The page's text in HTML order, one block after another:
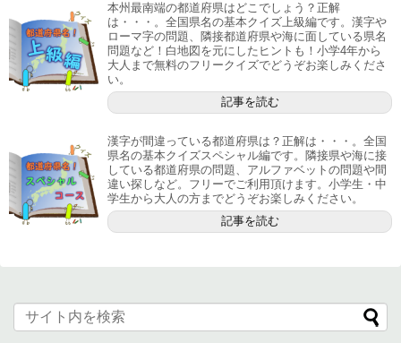
本州最南端の都道府県はどこでしょう？正解
は・・・。全国県名の基本クイズ上級編です。漢字や
ローマ字の問題、隣接都道府県や海に面している県名
問題など！白地図を元にしたヒントも！小学4年から
大人まで無料のフリークイズでどうぞお楽しみくださ
い。
記事を読む
漢字が間違っている都道府県は？正解は・・・。全国
県名の基本クイズスペシャル編です。隣接県や海に接
している都道府県の問題、アルファベットの問題や間
違い探しなど。フリーでご利用頂けます。小学生・中
学生から大人の方までどうぞお楽しみください。
記事を読む